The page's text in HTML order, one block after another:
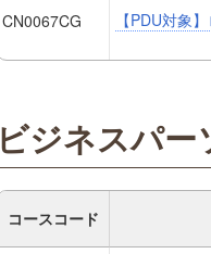
CN0067CG 【PDU対象
ビジネスパー
コースコード